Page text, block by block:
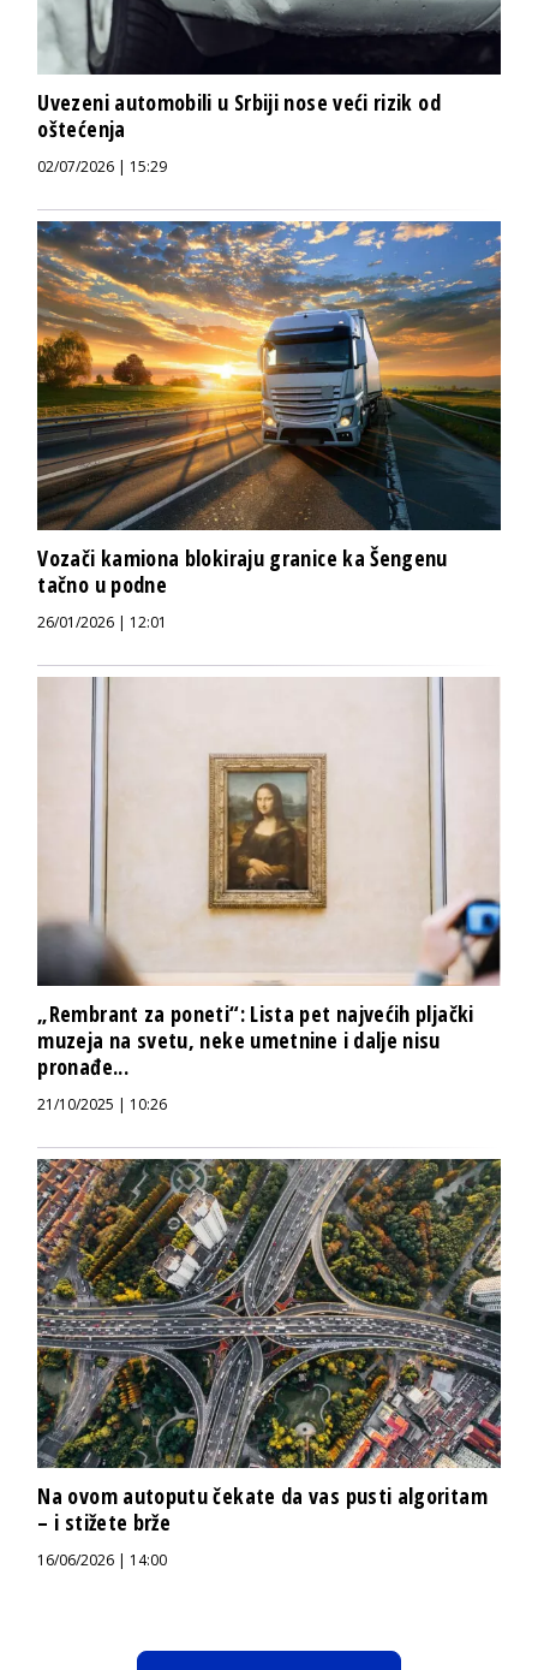
Uvezeni automobili u Srbiji nose veći rizik od
oštećenja
02/07/2026 | 15:29
Vozači kamiona blokiraju granice ka Šengenu
tačno u podne
26/01/2026 | 12:01
„Rembrant za poneti“: Lista pet najvećih pljački
muzeja na svetu, neke umetnine i dalje nisu
pronađe...
21/10/2025 | 10:26
Na ovom autoputu čekate da vas pusti algoritam
– i stižete brže
16/06/2026 | 14:00